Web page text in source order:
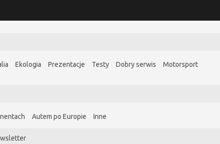
Ekologia Prezentacje Testy Dobry serwis Motorsport
Autem po Europie Inne